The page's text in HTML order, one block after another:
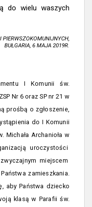
do wielu waszych
PIERWSZOKOMUNIJNYCH,
BUŁGARIA, 6 MAJA 2019R.
I Komunii św.
Nr 6 oraz SP nr 21 w
prośbą o zgłoszenie,
do I Komunii
Michała Archanioła w
uroczystości
miejscem
zamieszkania.
aby Państwa dziecko
klasą w Parafii św.